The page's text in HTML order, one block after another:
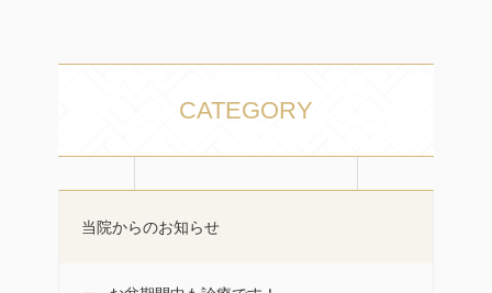
CATEGORY
当院からのお知らせ